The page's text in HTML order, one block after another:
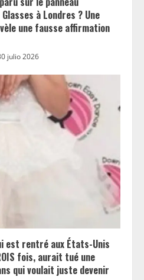
à Londres ? Une
une fausse affirmation
julio 2026
est rentré aux États-Unis
fois, aurait tué une
qui voulait juste devenir